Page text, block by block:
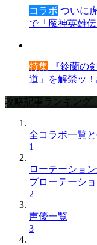
コラボ ついに
で「魔神英雄
特集 『鈴蘭の
道」を解禁ッ
攻略記事ランキング
全コラボ一覧
1
ローテーショ
プローテーシ
2
声優一覧
3